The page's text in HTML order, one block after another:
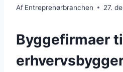
Af Entreprenørbranchen 27.
Byggefirmaer